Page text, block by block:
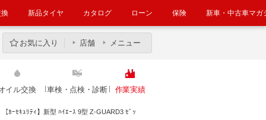
新品タイヤ カタログ ローン 保険 新車・中古車マガ
お気に入り 店舗 メニュー
イル交換 車検・点検・診断 作業実績
【ｶｰｾｷｭﾘﾃｨ】新型 ﾊｲｴｰｽ 9型 Z-GUARD3 ｾﾞｯ